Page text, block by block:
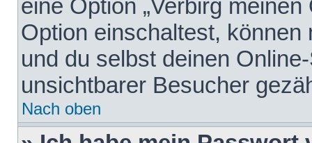
eine Option „Verbirg
Option einschaltest,
und du selbst deinen
unsichtbarer Besucher
Nach oben